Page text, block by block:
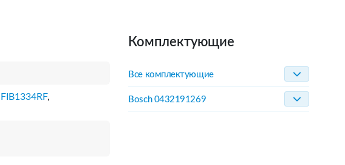
FIB1334RF,
Комплектующие
Все комплектующие
Bosch 0432191269